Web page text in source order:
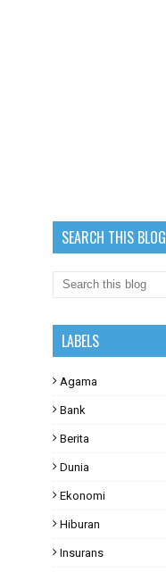
SEARCH THIS BLOG
LABELS
Agama
Bank
Berita
Dunia
Ekonomi
Hiburan
Insurans